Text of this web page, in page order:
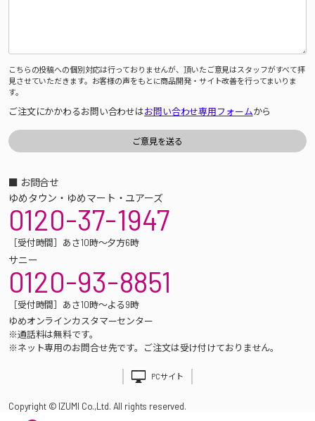
こちらの投稿への個別対応は行っておりませんが、頂いたご意見はスタッフがすべて拝
見させていただきます。お客様の声をもとに商品開発・サイト改善を行ってまいりま
す。
ご注文にかかわるお問い合わせはお問い合わせ専用フォームから
■ お問合せ
ゆめタウン・ゆめマート・ユアーズ
0120-37-1947
［受付時間］あさ10時～夕方6時
サニー
0120-93-8851
［受付時間］あさ10時～よる9時
ゆめオンラインカスタマーセンター
※通話料は無料です。
※ネット専用のお問合せ先です。ご注文は受け付けておりません。
PCサイト
Copyright © IZUMI Co.,Ltd. All rights reserved.